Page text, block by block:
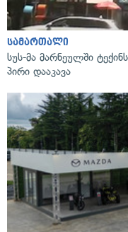
სამართალი
სუს-მა მარნეულში
პირი დააკავა